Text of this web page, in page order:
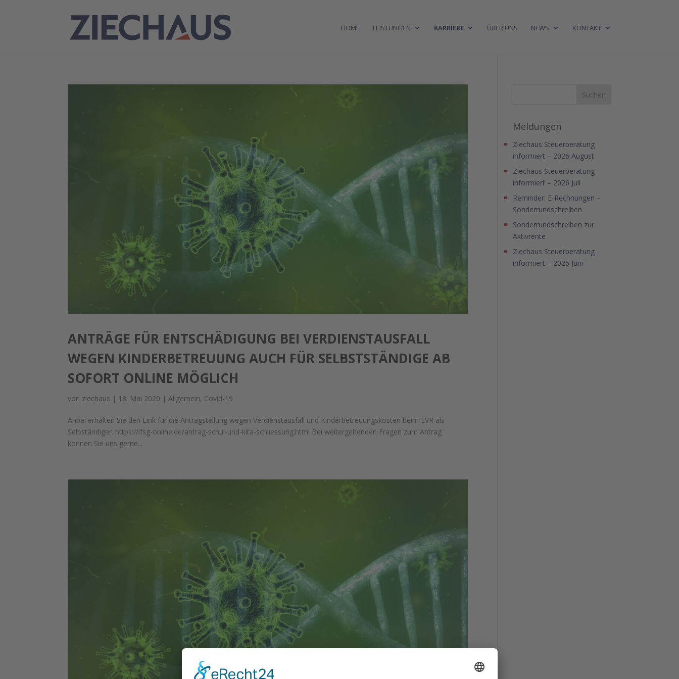
HOME LEISTUNGEN KARRIERE ÜBER UNS NEWS KONTAKT
ANTRÄGE FÜR ENTSCHÄDIGUNG BEI VERDIENSTAUSFALL
WEGEN KINDERBETREUUNG AUCH FÜR SELBSTSTÄNDIGE AB
SOFORT ONLINE MÖGLICH
von ziechaus | 18. Mai 2020 | Allgemein, Covid-19
Anbei erhalten Sie den Link für die Antragstellung wegen Verdienstausfall und Kinderbetreuungskosten beim LVR als
Selbständiger. https://ifsg-online.de/antrag-schul-und-kita-schliessung.html Bei weitergehenden Fragen zum Antrag
können Sie uns gerne...
Meldungen
Ziechaus Steuerberatung
informiert – 2026 August
Ziechaus Steuerberatung
informiert – 2026 Juli
Reminder: E-Rechnungen –
Sonderrundschreiben
Sonderrundschreiben zur
Aktivrente
Ziechaus Steuerberatung
informiert – 2026 Juni